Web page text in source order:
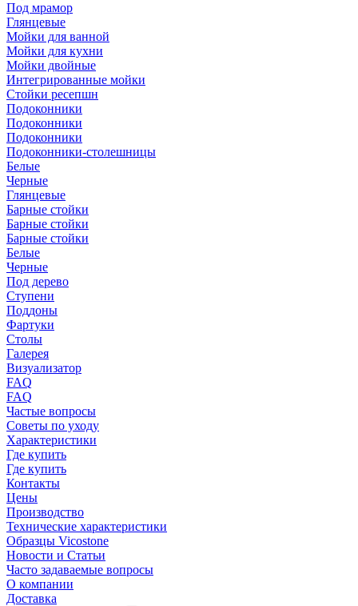
Под мрамор
Глянцевые
Мойки для ванной
Мойки для кухни
Мойки двойные
Интегрированные мойки
Стойки ресепшн
Подоконники
Подоконники
Подоконники
Подоконники-столешницы
Белые
Черные
Глянцевые
Барные стойки
Барные стойки
Барные стойки
Белые
Черные
Под дерево
Ступени
Поддоны
Фартуки
Столы
Галерея
Визуализатор
FAQ
FAQ
Частые вопросы
Советы по уходу
Характеристики
Где купить
Где купить
Контакты
Цены
Производство
Технические характеристики
Образцы Vicostone
Новости и Статьи
Часто задаваемые вопросы
О компании
Доставка